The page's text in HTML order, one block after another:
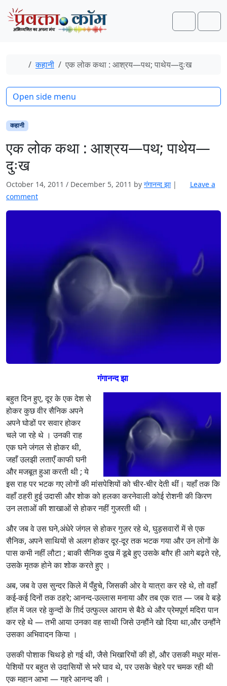
Skip to content
Skip to footer
Search
Home
कहानी एक लोक कथा : आश्रय—पथ; पाथेय—दुःख
कहानी
एक लोक कथा : आश्रय—पथ; पाथेय—
दुःख
October 14, 2011 / December 5, 2011 by गंगानन्द झा |
Leave a
comment
गंगानन्द झा
बहुत दिन हुए, दूर के एक देश से
होकर कुछ वीर सैनिक अपने
अपने घोडों पर सवार होकर
चले जा रहे थे । उनकी राह
एक घने जंगल से होकर थी,
जहाँ उलझी लताएँ काफी घनी
और मजबूत हुआ करती थी ; ये
इस राह पर भटक गए लोगों की मांसपेशियों को चीर-चीर देती थीं। यहाँ तक कि
वहाँ ठहरी हुई उदासी और शोक को हलका करनेवाली कोई रोशनी की किरण
उन लताओं की शाखाओं से होकर नहीं गुजरती थी ।
और जब वे उस घने,अंधेरे जंगल से होकर गुज़र रहे थे, घुड़सवारों में से एक
सैनिक, अपने साथियों से अलग होकर दूर-दूर तक भटक गया और उन लोगों के
पास कभी नहीं लौटा ; बाकी सैनिक दुख में डूबे हुए उसके बग़ैर ही आगे बढ़ते रहे,
उसके मृतक होने का शोक करते हुए ।
अब, जब वे उस सुन्दर किले में पँहुचे, जिसकी ओर वे यात्रा कर रहे थे, तो वहाँ
कई-कई दिनों तक ठहरे; आनन्द-उल्लास मनाया और तब एक रात — जब वे बड़े
हॉल में जल रहे कुन्दों के ग़िर्द उत्फुल्ल आराम से बैठे थे और प्रेमपूर्ण मदिरा पान
कर रहे थे — तभी आया उनका वह साथी जिसे उन्हौंने खो दिया था,और उन्हौंने
उसका अभिवादन किया ।
उसकी पोशाक चिथड़े हो गई थी, जैसे भिखारियों की हों, और उसकी मधुर मांस-
पेशियों पर बहुत से उदासियों से भरे घाव थे, पर उसके चेहरे पर चमक रही थी
एक महान आभा — गहरे आनन्द की ।
Open side menu